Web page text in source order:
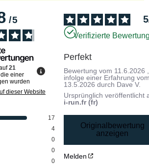
/5
21
einer
wurden
dieser Website
17
4
0
0
0
5
Verifizierte
Perfekt
Bewertung vom 11.6.2026
infolge einer Erfahrung
13.5.2026 durch Dave V.
Ursprünglich veröffentlicht
i-run.fr (fr)
Originalbewertung
anzeigen
Melden